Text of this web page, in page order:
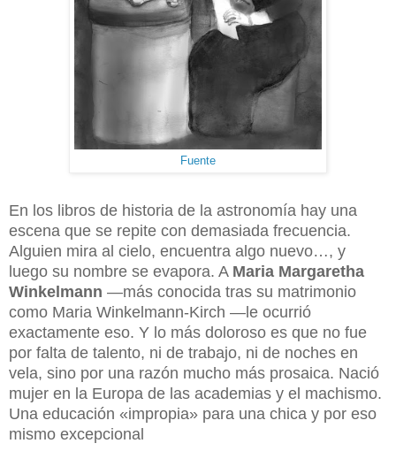
Fuente
En los libros de historia de la astronomía hay una
escena que se repite con demasiada frecuencia.
Alguien mira al cielo, encuentra algo nuevo…, y
luego su nombre se evapora. A Maria Margaretha
Winkelmann —más conocida tras su matrimonio
como Maria Winkelmann-Kirch —le ocurrió
exactamente eso. Y lo más doloroso es que no fue
por falta de talento, ni de trabajo, ni de noches en
vela, sino por una razón mucho más prosaica. Nació
mujer en la Europa de las academias y el machismo.
Una educación «impropia» para una chica y por eso
mismo excepcional